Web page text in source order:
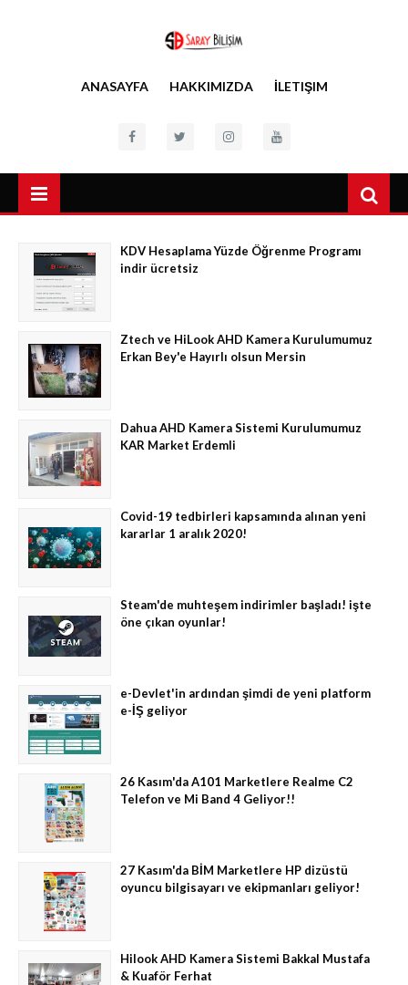
ANASAYFA HAKKIMIZDA İLETIŞIM
KDV Hesaplama Yüzde Öğrenme Programı
indir ücretsiz
Ztech ve HiLook AHD Kamera Kurulumumuz
Erkan Bey'e Hayırlı olsun Mersin
Dahua AHD Kamera Sistemi Kurulumumuz
KAR Market Erdemli
Covid-19 tedbirleri kapsamında alınan yeni
kararlar 1 aralık 2020!
Steam'de muhteşem indirimler başladı! işte
öne çıkan oyunlar!
e-Devlet'in ardından şimdi de yeni platform
e-İŞ geliyor
26 Kasım'da A101 Marketlere Realme C2
Telefon ve Mi Band 4 Geliyor!!
27 Kasım'da BİM Marketlere HP dizüstü
oyuncu bilgisayarı ve ekipmanları geliyor!
Hilook AHD Kamera Sistemi Bakkal Mustafa
& Kuaför Ferhat